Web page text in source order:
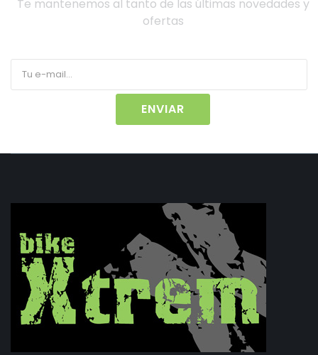
Te mantenemos al tanto de las últimas novedades y
ofertas
ENVIAR